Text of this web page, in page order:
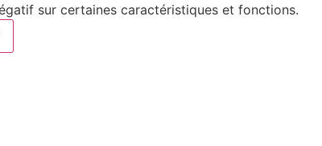
sur certaines caractéristiques et fonctions.